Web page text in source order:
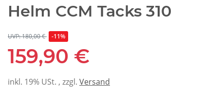
Helm CCM Tacks 310
UVP: 180,00 € -11%
159,90 €
inkl. 19% USt. , zzgl. Versand